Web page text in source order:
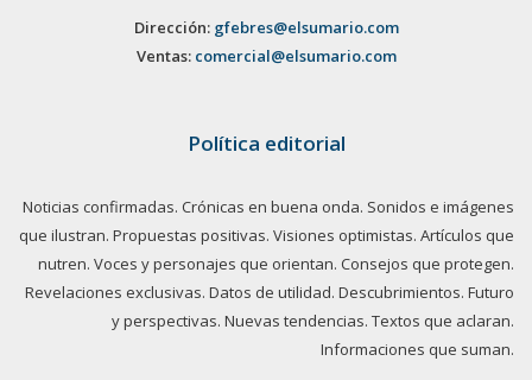
Dirección: gfebres@elsumario.com
Ventas: comercial@elsumario.com
Política editorial
Noticias confirmadas. Crónicas en buena onda. Sonidos e imágenes
que ilustran. Propuestas positivas. Visiones optimistas. Artículos que
nutren. Voces y personajes que orientan. Consejos que protegen.
Revelaciones exclusivas. Datos de utilidad. Descubrimientos. Futuro
y perspectivas. Nuevas tendencias. Textos que aclaran.
Informaciones que suman.